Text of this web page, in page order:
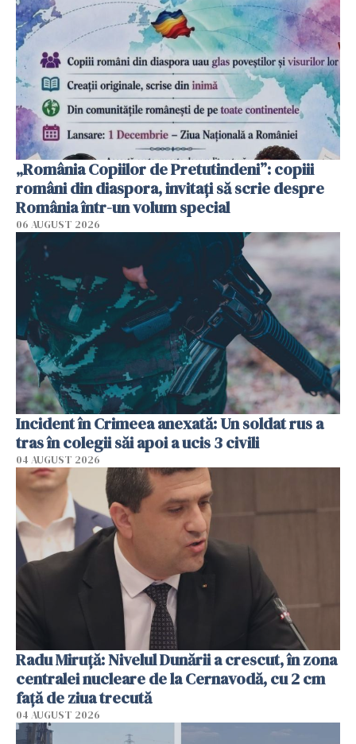
„România Copiilor de Pretutindeni”: copiii
români din diaspora, invitați să scrie despre
România într-un volum special
06 AUGUST 2026
Incident în Crimeea anexată: Un soldat rus a
tras în colegii săi apoi a ucis 3 civili
04 AUGUST 2026
Radu Miruţă: Nivelul Dunării a crescut, în zona
centralei nucleare de la Cernavodă, cu 2 cm
faţă de ziua trecută
04 AUGUST 2026